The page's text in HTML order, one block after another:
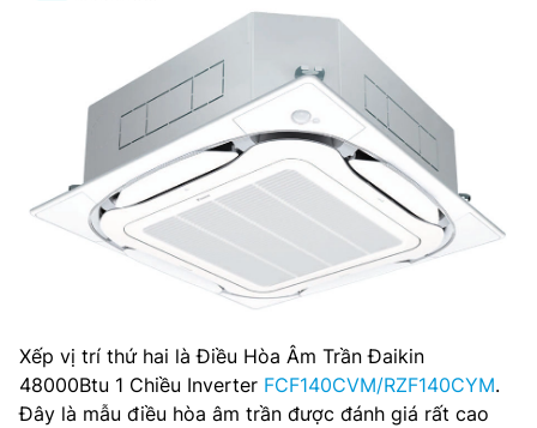
Xếp vị trí thứ hai là Điều Hòa Âm Trần Đaikin
48000Btu 1 Chiều Inverter FCF140CVM/RZF140CYM.
Đây là mẫu điều hòa âm trần được đánh giá rất cao